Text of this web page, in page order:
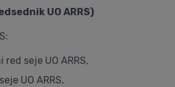
UO ARRS)
seje UO ARRS,
UO ARRS,